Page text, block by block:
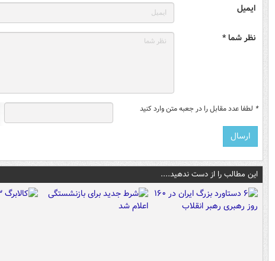
ایمیل
نظر شما *
* لطفا عدد مقابل را در جعبه متن وارد کنید
این مطالب را از دست ندهید....